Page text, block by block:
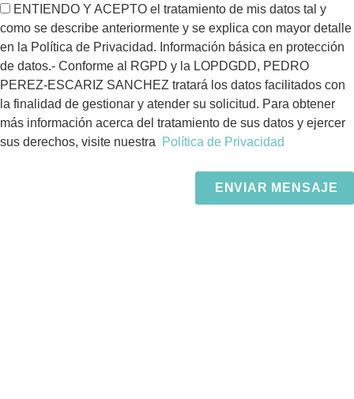
ENTIENDO Y ACEPTO el tratamiento de mis datos tal y
como se describe anteriormente y se explica con mayor detalle
en la Política de Privacidad. Información básica en protección
de datos.- Conforme al RGPD y la LOPDGDD, PEDRO
PEREZ-ESCARIZ SANCHEZ tratará los datos facilitados con
la finalidad de gestionar y atender su solicitud. Para obtener
más información acerca del tratamiento de sus datos y ejercer
sus derechos, visite nuestra
Política de Privacidad
ENVIAR MENSAJE